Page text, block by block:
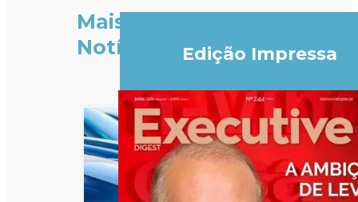
Mais
Notícias
Edição Impressa